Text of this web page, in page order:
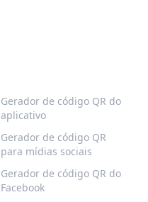
Gerador de código QR do
aplicativo
Gerador de código QR
para mídias sociais
Gerador de código QR do
Facebook